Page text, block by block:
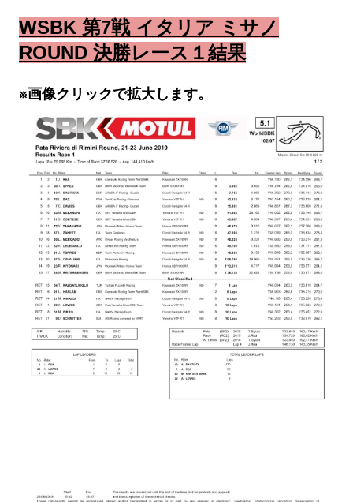
WSBK 第7戦 イタリア ミサノ
ROUND 決勝レース１結果
※画像クリックで拡大します。